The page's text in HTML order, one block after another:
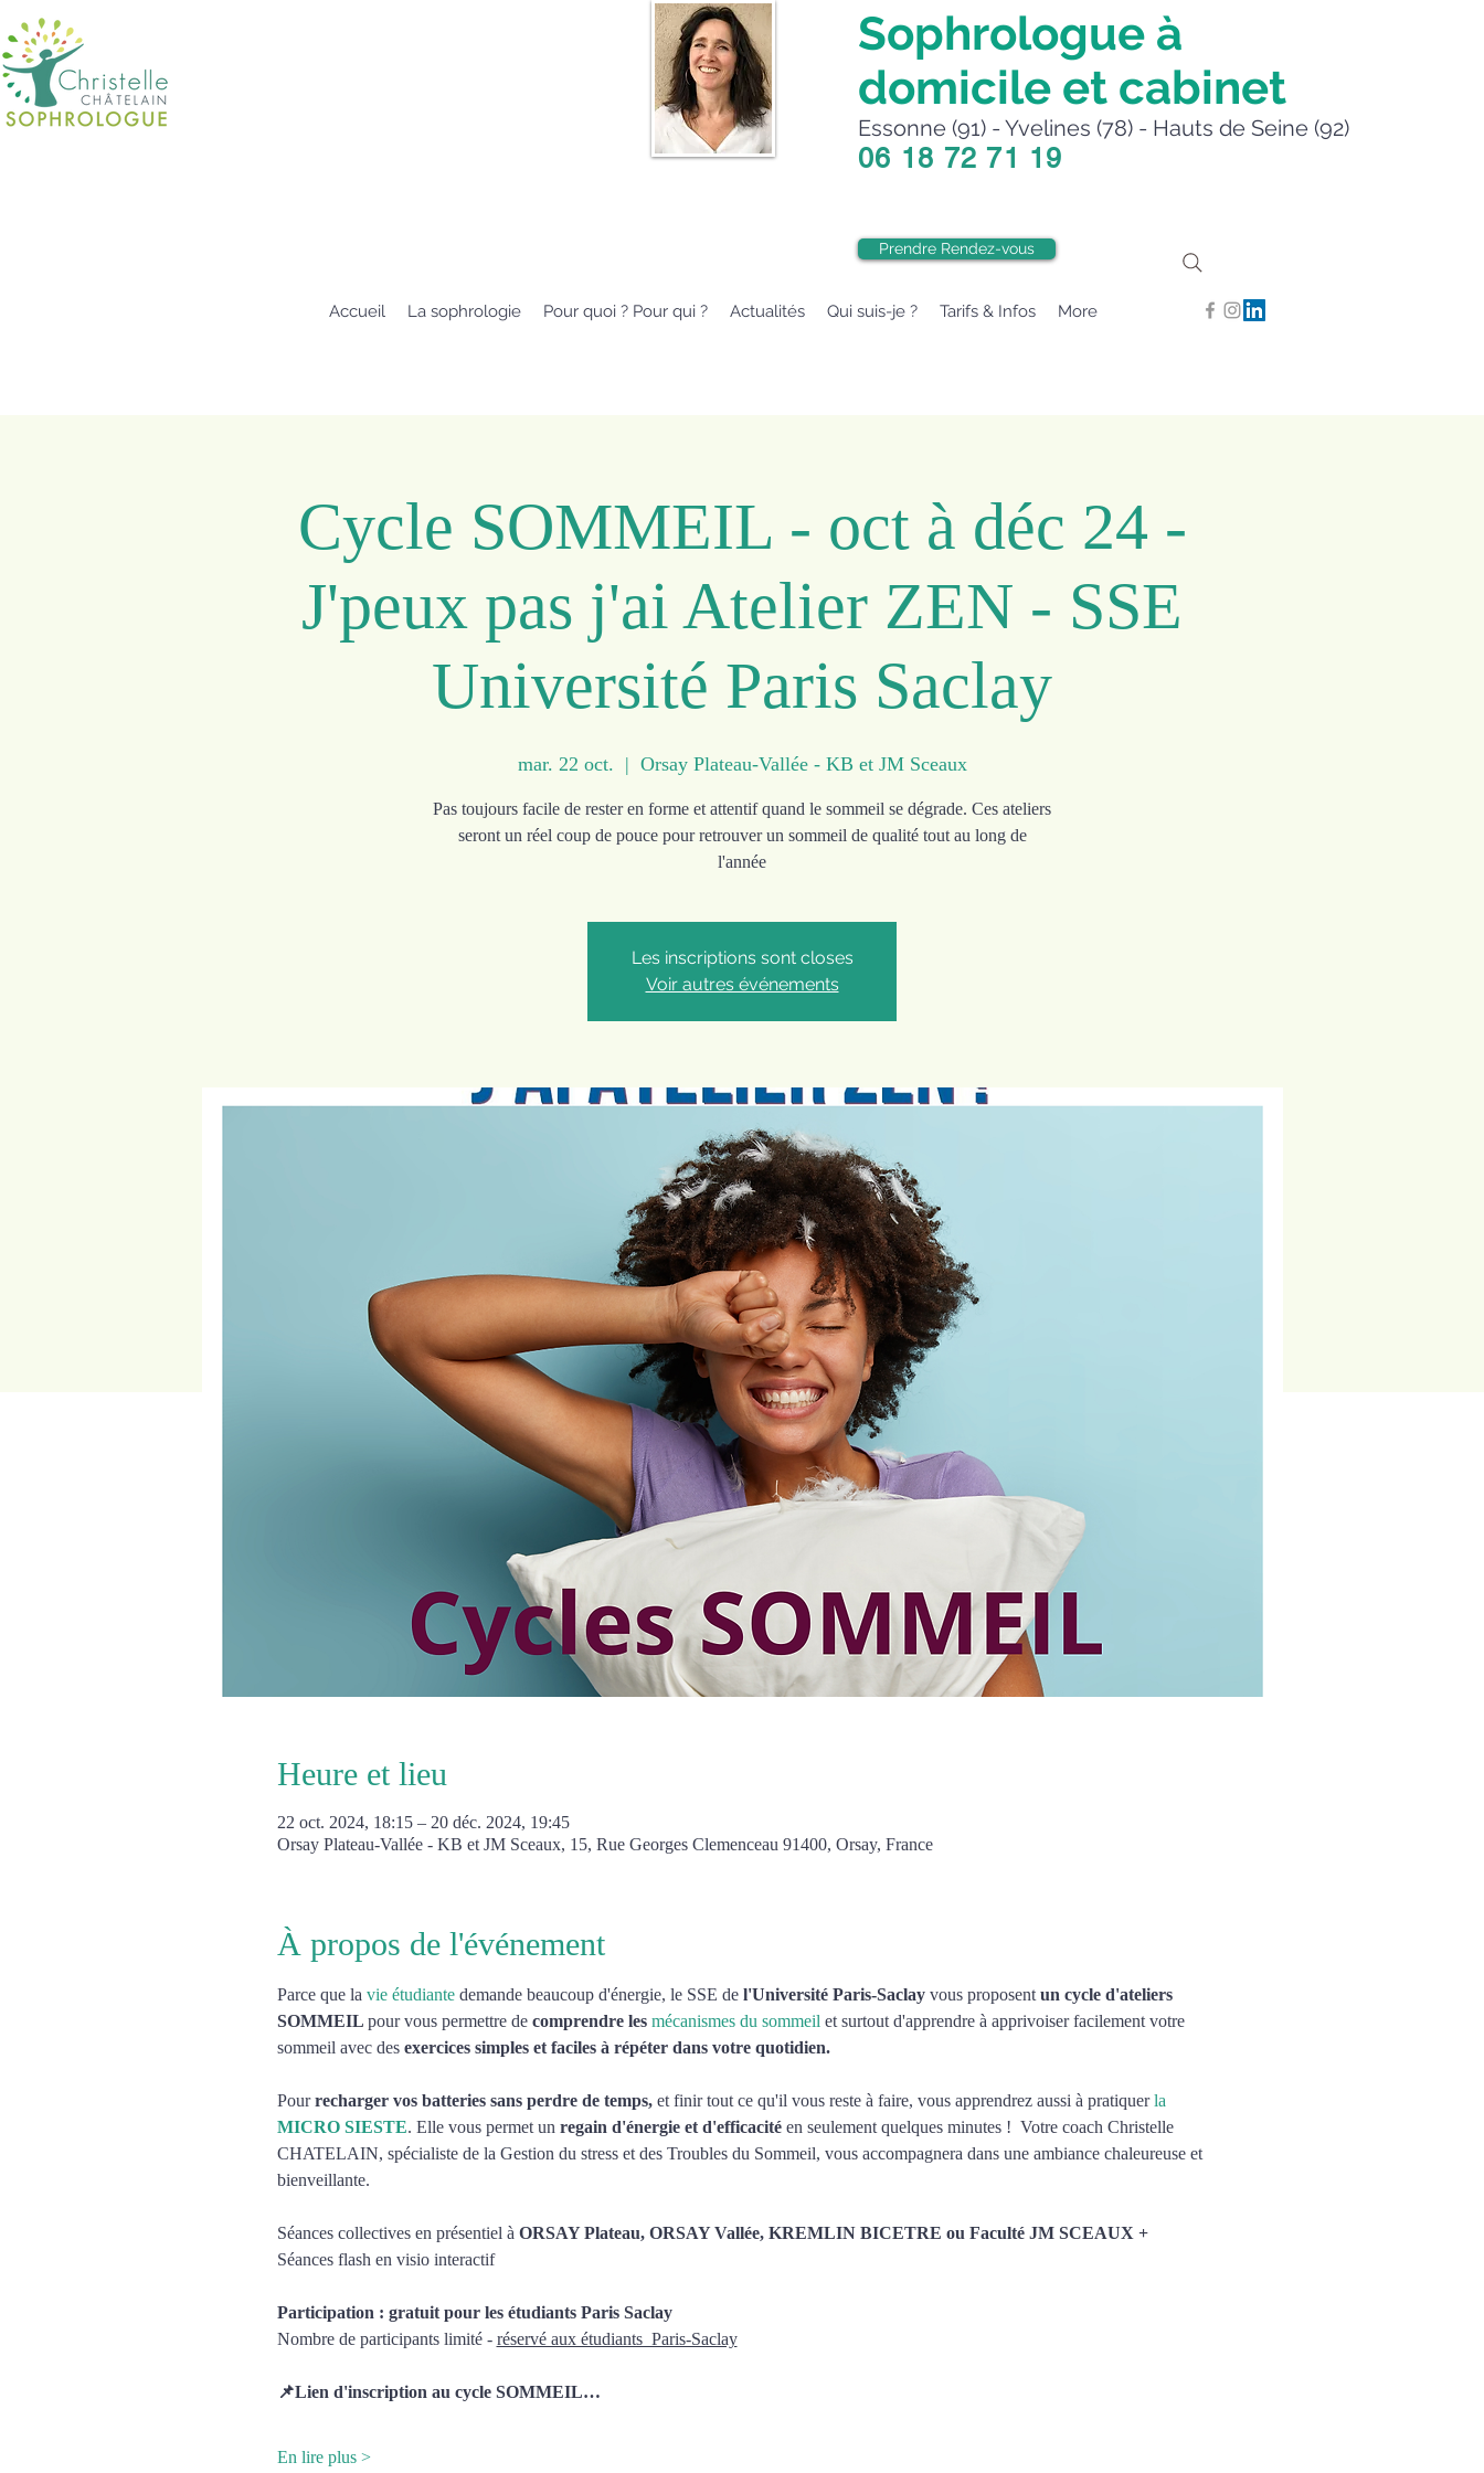
Sophrologue à
domicile et cabinet
Essonne (91) - Yvelines (78) - Hauts de Seine (92)
06 18 72 71 19
Prendre Rendez-vous
Accueil La sophrologie Pour quoi ? Pour qui ? Actualités Qui suis-je ? Tarifs & Infos More
Cycle SOMMEIL - oct à déc 24 -
J'peux pas j'ai Atelier ZEN - SSE
Université Paris Saclay
mar. 22 oct.
  |
Orsay Plateau-Vallée - KB et JM Sceaux
Pas toujours facile de rester en forme et attentif quand le sommeil se dégrade. Ces ateliers
seront un réel coup de pouce pour retrouver un sommeil de qualité tout au long de
l'année
Les inscriptions sont closes
Voir autres événements
Heure et lieu
22 oct. 2024, 18:15 – 20 déc. 2024, 19:45
Orsay Plateau-Vallée - KB et JM Sceaux, 15, Rue Georges Clemenceau 91400, Orsay, France
À propos de l'événement
Parce que la vie étudiante demande beaucoup d'énergie, le SSE de l'Université Paris-Saclay vous proposent un cycle d'ateliers
SOMMEIL pour vous permettre de comprendre les mécanismes du sommeil et surtout d'apprendre à apprivoiser facilement votre
sommeil avec des exercices simples et faciles à répéter dans votre quotidien.
Pour recharger vos batteries sans perdre de temps, et finir tout ce qu'il vous reste à faire, vous apprendrez aussi à pratiquer la
MICRO SIESTE. Elle vous permet un regain d'énergie et d'efficacité en seulement quelques minutes !  Votre coach Christelle
CHATELAIN, spécialiste de la Gestion du stress et des Troubles du Sommeil, vous accompagnera dans une ambiance chaleureuse et
bienveillante.
Séances collectives en présentiel à ORSAY Plateau, ORSAY Vallée, KREMLIN BICETRE ou Faculté JM SCEAUX +
Séances flash en visio interactif
Participation : gratuit pour les étudiants Paris Saclay
Nombre de participants limité - réservé aux étudiants  Paris-Saclay
📌Lien d'inscription au cycle SOMMEIL…
En lire plus >